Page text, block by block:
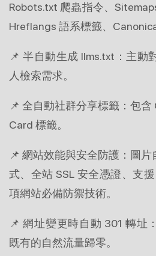
Robots.txt 爬蟲指令、
Hreflangs 語系標籤、
📌 半自動生成 llms.txt：主動
人檢索需求。
📌 全自動社群分享標籤：包
Card 標籤。
📌 網站效能與安全防護：圖片
式、全站 SSL 安全憑證、支
項網站必備防禦技術。
📌 網址變更時自動 301 轉址
既有的自然流量歸零。